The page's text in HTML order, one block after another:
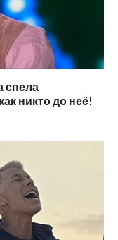
спела
никто до неё!